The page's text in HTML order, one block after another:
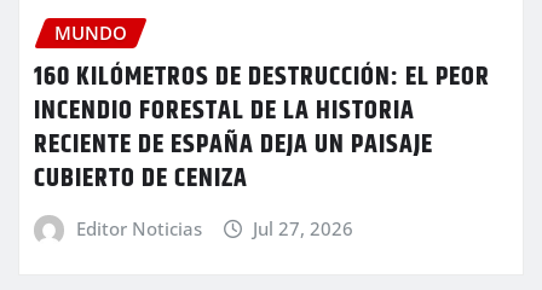
MUNDO
160 KILÓMETROS DE DESTRUCCIÓN: EL PEOR
INCENDIO FORESTAL DE LA HISTORIA
RECIENTE DE ESPAÑA DEJA UN PAISAJE
CUBIERTO DE CENIZA
Editor Noticias Jul 27, 2026